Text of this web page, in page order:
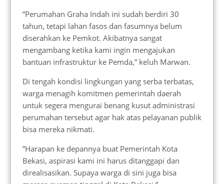
​”Perumahan Graha Indah ini sudah berdiri 30
tahun, tetapi lahan fasos dan fasumnya belum
diserahkan ke Pemkot. Akibatnya sangat
mengambang ketika kami ingin mengajukan
bantuan infrastruktur ke Pemda,” keluh Marwan.
​Di tengah kondisi lingkungan yang serba terbatas,
warga menagih komitmen pemerintah daerah
untuk segera mengurai benang kusut administrasi
perumahan tersebut agar hak atas pelayanan publik
bisa mereka nikmati.
​”Harapan ke depannya buat Pemerintah Kota
Bekasi, aspirasi kami ini harus ditanggapi dan
direalisasikan. Supaya warga di sini juga bisa